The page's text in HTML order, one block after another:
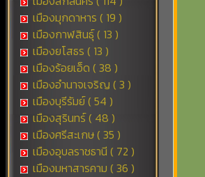
เมืองมุกดาหาร ( 19 )
เมืองกาฬสินธุ์ ( 13 )
เมืองยโสธร ( 13 )
เมืองร้อยเอ็ด ( 38 )
เมืองอำนาจเจริญ ( 3 )
เมืองบุรีรัมย์ ( 54 )
เมืองสุรินทร์ ( 48 )
เมืองศรีสะเกษ ( 35 )
เมืองอุบลราชธานี ( 72 )
เมืองมหาสารคาม ( 36 )